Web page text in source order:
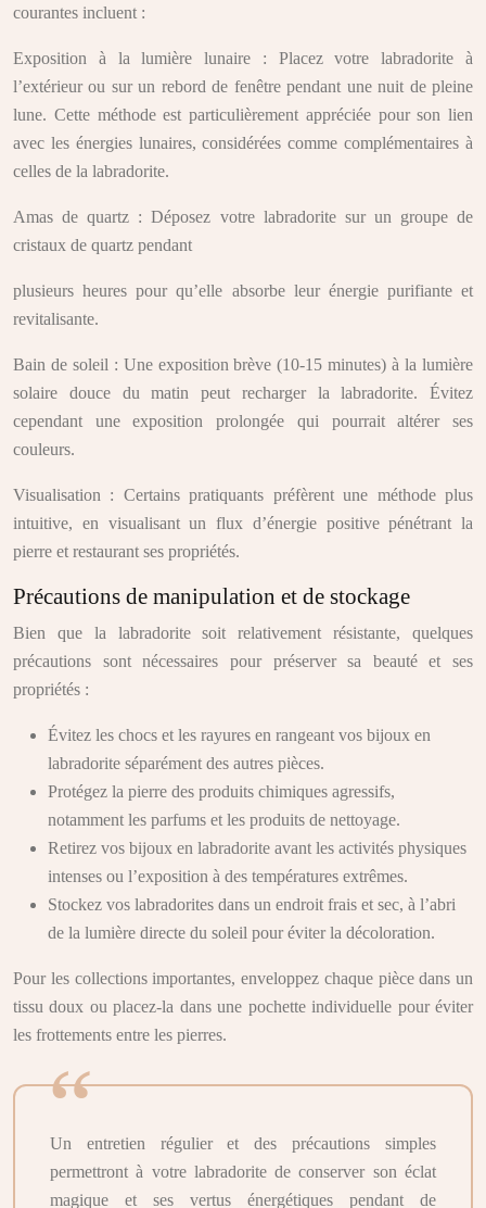
courantes incluent :
Exposition à la lumière lunaire : Placez votre labradorite à
l’extérieur ou sur un rebord de fenêtre pendant une nuit de pleine
lune. Cette méthode est particulièrement appréciée pour son lien
avec les énergies lunaires, considérées comme complémentaires à
celles de la labradorite.
Amas de quartz : Déposez votre labradorite sur un groupe de
cristaux de quartz pendant
plusieurs heures pour qu’elle absorbe leur énergie purifiante et
revitalisante.
Bain de soleil : Une exposition brève (10-15 minutes) à la lumière
solaire douce du matin peut recharger la labradorite. Évitez
cependant une exposition prolongée qui pourrait altérer ses
couleurs.
Visualisation : Certains pratiquants préfèrent une méthode plus
intuitive, en visualisant un flux d’énergie positive pénétrant la
pierre et restaurant ses propriétés.
Précautions de manipulation et de stockage
Bien que la labradorite soit relativement résistante, quelques
précautions sont nécessaires pour préserver sa beauté et ses
propriétés :
Évitez les chocs et les rayures en rangeant vos bijoux en
labradorite séparément des autres pièces.
Protégez la pierre des produits chimiques agressifs,
notamment les parfums et les produits de nettoyage.
Retirez vos bijoux en labradorite avant les activités physiques
intenses ou l’exposition à des températures extrêmes.
Stockez vos labradorites dans un endroit frais et sec, à l’abri
de la lumière directe du soleil pour éviter la décoloration.
Pour les collections importantes, enveloppez chaque pièce dans un
tissu doux ou placez-la dans une pochette individuelle pour éviter
les frottements entre les pierres.
Un entretien régulier et des précautions simples
permettront à votre labradorite de conserver son éclat
magique et ses vertus énergétiques pendant de